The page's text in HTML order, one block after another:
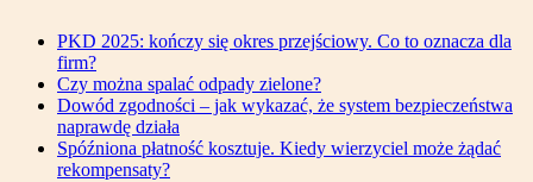
PKD 2025: kończy się okres przejściowy. Co to oznacza dla
firm?
Czy można spalać odpady zielone?
Dowód zgodności – jak wykazać, że system bezpieczeństwa
naprawdę działa
Spóźniona płatność kosztuje. Kiedy wierzyciel może żądać
rekompensaty?